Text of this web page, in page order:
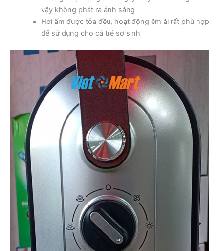
vậy không phát ra ánh sáng
Hơi ấm được tỏa đều, hoạt động êm ái rất phù hợp
để sử dụng cho cả trẻ sơ sinh